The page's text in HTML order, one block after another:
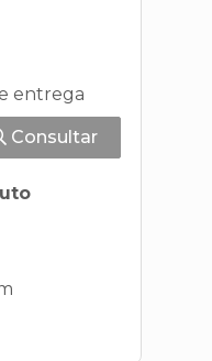
entrega
Consultar